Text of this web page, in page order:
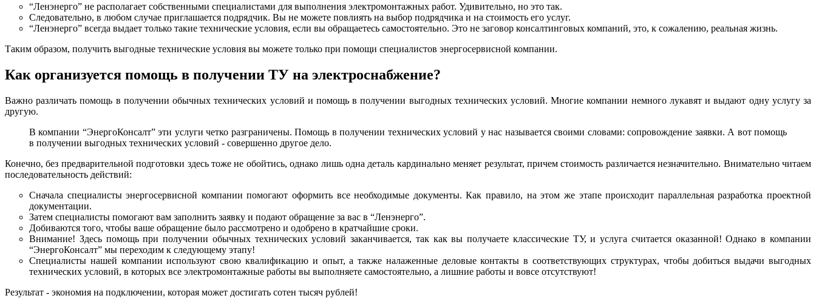
“Ленэнерго” не располагает собственными специалистами для выполнения электромонтажных работ. Удивительно, но это так.
Следовательно, в любом случае приглашается подрядчик. Вы не можете повлиять на выбор подрядчика и на стоимость его услуг.
“Ленэнерго” всегда выдает только такие технические условия, если вы обращаетесь самостоятельно. Это не заговор консалтинговых компаний, это, к сожалению, реальная жизнь.
Таким образом, получить выгодные технические условия вы можете только при помощи специалистов энергосервисной компании.
Как организуется помощь в получении ТУ на электроснабжение?
Важно различать помощь в получении обычных технических условий и помощь в получении выгодных технических условий. Многие компании немного лукавят и выдают одну услугу за
другую.
В компании “ЭнергоКонсалт” эти услуги четко разграничены. Помощь в получении технических условий у нас называется своими словами: сопровождение заявки. А вот помощь
в получении выгодных технических условий - совершенно другое дело.
Конечно, без предварительной подготовки здесь тоже не обойтись, однако лишь одна деталь кардинально меняет результат, причем стоимость различается незначительно. Внимательно читаем
последовательность действий:
Сначала специалисты энергосервисной компании помогают оформить все необходимые документы. Как правило, на этом же этапе происходит параллельная разработка проектной
документации.
Затем специалисты помогают вам заполнить заявку и подают обращение за вас в “Ленэнерго”.
Добиваются того, чтобы ваше обращение было рассмотрено и одобрено в кратчайшие сроки.
Внимание! Здесь помощь при получении обычных технических условий заканчивается, так как вы получаете классические ТУ, и услуга считается оказанной! Однако в компании
“ЭнергоКонсалт” мы переходим к следующему этапу!
Специалисты нашей компании используют свою квалификацию и опыт, а также налаженные деловые контакты в соответствующих структурах, чтобы добиться выдачи выгодных
технических условий, в которых все электромонтажные работы вы выполняете самостоятельно, а лишние работы и вовсе отсутствуют!
Результат - экономия на подключении, которая может достигать сотен тысяч рублей!